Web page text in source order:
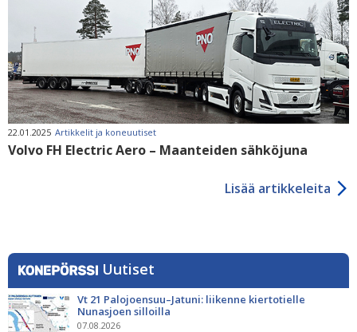
22.01.2025 Artikkelit ja koneuutiset
Volvo FH Electric Aero – Maanteiden sähköjuna
Lisää artikkeleita
Uutiset
Vt 21 Palojoensuu–Jatuni: liikenne kiertotielle
Nunasjoen silloilla
07.08.2026